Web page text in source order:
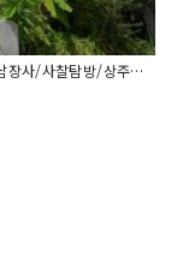
사찰여행 상주지역 제일 큰 사찰 남장사/경북 8경 상주 남장사/사찰탐방/상주가볼만한곳/경북사찰